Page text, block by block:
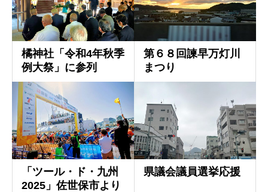
橘神社「令和4年秋季
例大祭」に参列
第６８回諫早万灯川
まつり
「ツール・ド・九州
2025」佐世保市より
県議会議員選挙応援